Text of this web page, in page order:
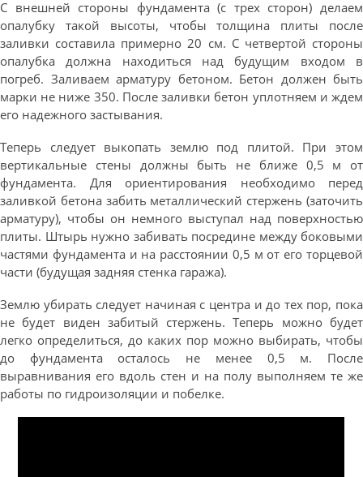
С внешней стороны фундамента (с трех сторон) делаем
опалубку такой высоты, чтобы толщина плиты после
заливки составила примерно 20 см. С четвертой стороны
опалубка должна находиться над будущим входом в
погреб. Заливаем арматуру бетоном. Бетон должен быть
марки не ниже 350. После заливки бетон уплотняем и ждем
его надежного застывания.
Теперь следует выкопать землю под плитой. При этом
вертикальные стены должны быть не ближе 0,5 м от
фундамента. Для ориентирования необходимо перед
заливкой бетона забить металлический стержень (заточить
арматуру), чтобы он немного выступал над поверхностью
плиты. Штырь нужно забивать посредине между боковыми
частями фундамента и на расстоянии 0,5 м от его торцевой
части (будущая задняя стенка гаража).
Землю убирать следует начиная с центра и до тех пор, пока
не будет виден забитый стержень. Теперь можно будет
легко определиться, до каких пор можно выбирать, чтобы
до фундамента осталось не менее 0,5 м. После
выравнивания его вдоль стен и на полу выполняем те же
работы по гидроизоляции и побелке.